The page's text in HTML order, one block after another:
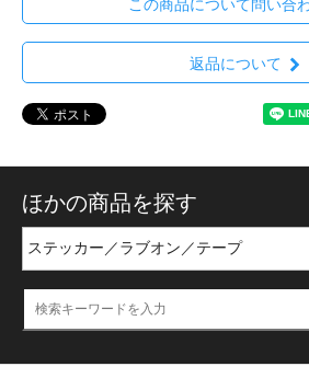
この商品について問い合
返品について
ほかの商品を探す